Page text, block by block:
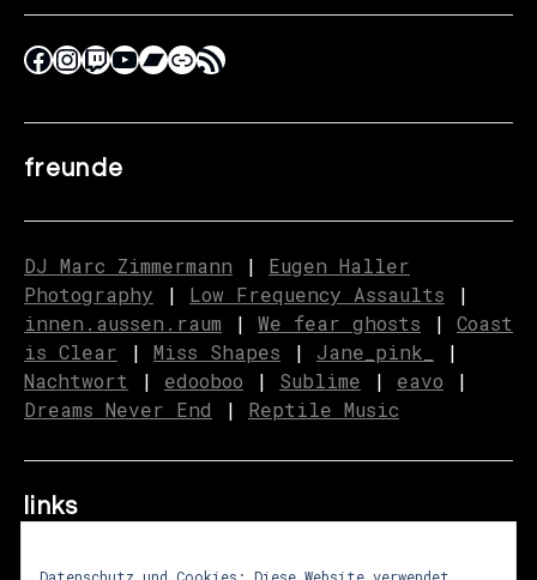
freunde
DJ Marc Zimmermann | Eugen Haller
Photography | Low Frequency Assaults |
innen.aussen.raum | We fear ghosts | Coast
is Clear | Miss Shapes | Jane_pink_
|
Nachtwort | edooboo | Sublime | eavo |
Dreams Never End | Reptile Music
links